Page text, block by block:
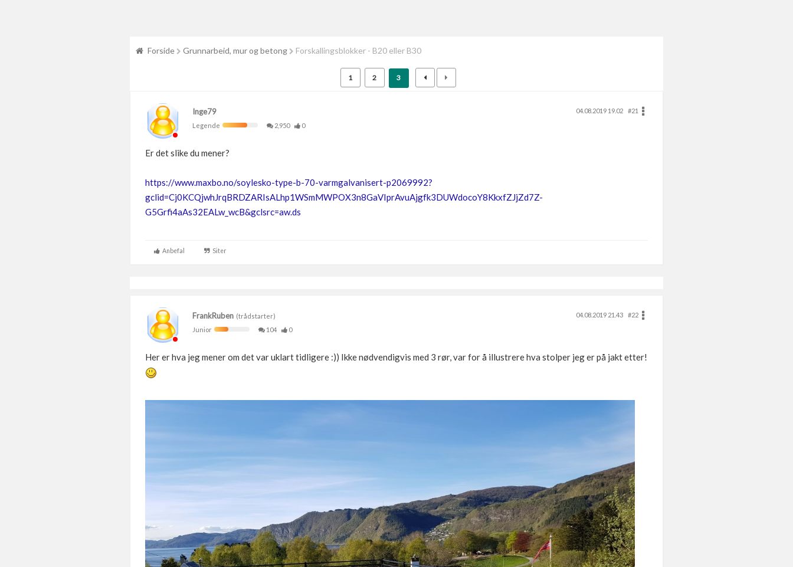
Forside Grunnarbeid, mur og betong Forskallingsblokker - B20 eller B30
1 2 3
Inge79 04.08.2019 19.02
#21
Legende
2,950 0
Er det slike du mener?
https://www.maxbo.no/soylesko-type-b-70-varmgalvanisert-p2069992?
gclid=Cj0KCQjwhJrqBRDZARIsALhp1WSmMWPOX3n8GaVIprAvuAjgfk3DUWdocoY8KkxfZJjZd7Z-
G5Grfi4aAs32EALw_wcB&gclsrc=aw.ds
Anbefal Siter
FrankRuben (trådstarter) 04.08.2019 21.43
#22
Junior
104 0
Her er hva jeg mener om det var uklart tidligere :)) Ikke nødvendigvis med 3 rør, var for å illustrere hva stolper jeg er på jakt etter!